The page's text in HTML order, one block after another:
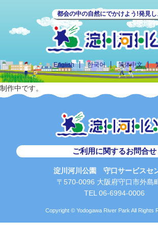
都会の中の自然にでかけよう!発見
English 한국어 简体中文
制作中です。
ご利用に関するお問合せ
淀川河川公園 守口サービスセ
〒570-0096 大阪府守口市外島
TEL 06-6994-0006
Copyright © Yodogawa River Park All Rights